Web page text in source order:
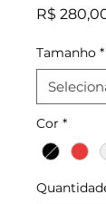
R$
Tamanho *
Cor *